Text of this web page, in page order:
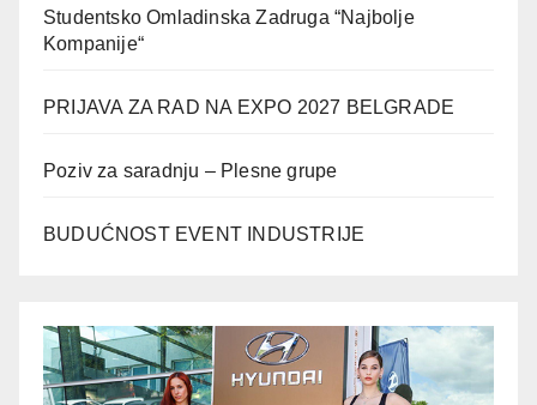
Studentsko Omladinska Zadruga “Najbolje
Kompanije“
PRIJAVA ZA RAD NA EXPO 2027 BELGRADE
Poziv za saradnju – Plesne grupe
BUDUĆNOST EVENT INDUSTRIJE